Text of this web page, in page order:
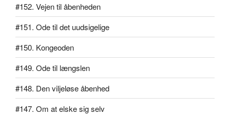
#152. Vejen til åbenheden
#151. Ode til det uudsigelige
#150. Kongeoden
#149. Ode til længslen
#148. Den viljeløse åbenhed
#147. Om at elske sig selv